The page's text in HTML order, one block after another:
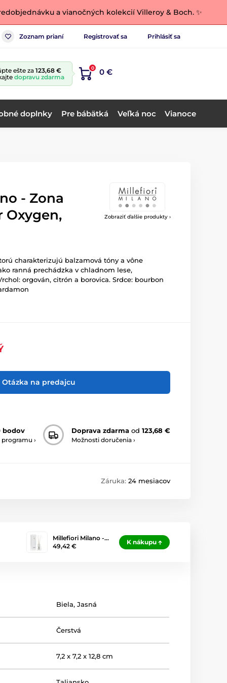
a vianočných kolekcií Villeroy & Boch. ✨
Zoznam prianí Registrovať sa Prihlásiť sa
ešte za 123,68 €
dopravu zdarma
0 0 €
doplnky Pre bábätká Veľká noc Vianoce
Zobraziť ďalšie produkty ›
- Zona
Oxygen,
charakterizujú balzamová tóny a vône
ranná prechádzka v chladnom lese,
orgován, citrón a borovica. Srdce: bourbon
Otázka na predajcu
bodov
›
Doprava zdarma od 123,68 €
Možnosti doručenia ›
Záruka: 24 mesiacov
Millefiori Milano -…
49,42 €
K nákupu
Biela,Jasná
Čerstvá
7,2 x 7,2 x 12,8 cm